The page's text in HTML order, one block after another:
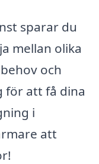
sparar du
mellan olika
och
för att få dina
i
att